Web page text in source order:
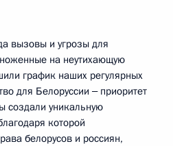
вызовы и угрозы для
на неутихающую
график наших регулярных
для Белоруссии ‒ приоритет
создали уникальную
которой
белорусов и россиян,